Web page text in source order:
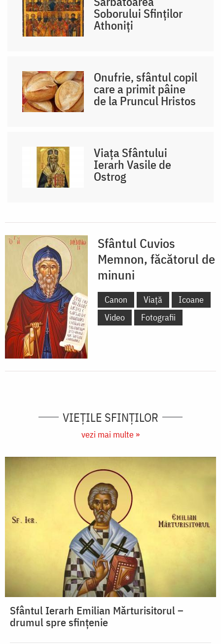
Soborului Sfinților
Athoniți
Onufrie, sfântul copil
care a primit pâine
de la Pruncul Hristos
Viața Sfântului
Ierarh Vasile de
Ostrog
Sfântul Cuvios
Memnon, făcătorul de
minuni
Canon Viață
Icoane
Video
Fotografii
VIEŢILE SFINŢILOR
vezi mai multe »
Sfântul Ierarh Emilian Mărturisitorul –
drumul spre sfințenie